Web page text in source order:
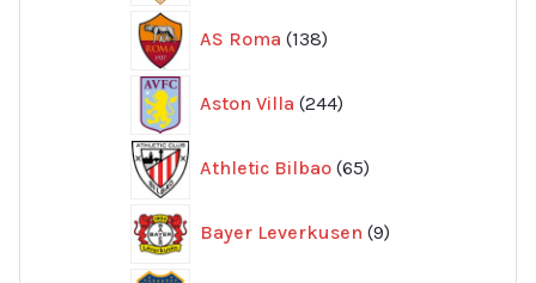
AS Roma 138
produkter
Aston Villa 244
produkter
Athletic Bilbao 65
produkter
Bayer Leverkusen 9
produkter